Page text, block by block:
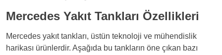
Mercedes Yakıt Tankları Özellikleri
Mercedes yakıt tankları, üstün teknoloji ve mühendislik
harikası ürünlerdir. Aşağıda bu tankların öne çıkan bazı